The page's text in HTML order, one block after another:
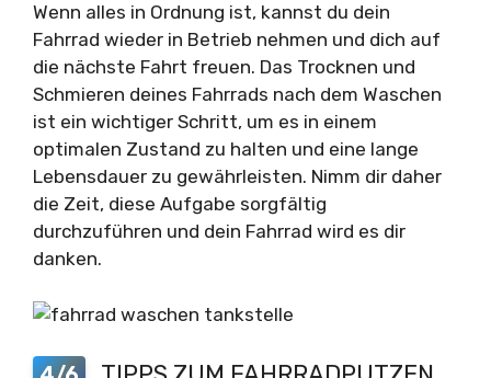
Wenn alles in Ordnung ist, kannst du dein
Fahrrad wieder in Betrieb nehmen und dich auf
die nächste Fahrt freuen. Das Trocknen und
Schmieren deines Fahrrads nach dem Waschen
ist ein wichtiger Schritt, um es in einem
optimalen Zustand zu halten und eine lange
Lebensdauer zu gewährleisten. Nimm dir daher
die Zeit, diese Aufgabe sorgfältig
durchzuführen und dein Fahrrad wird es dir
danken.